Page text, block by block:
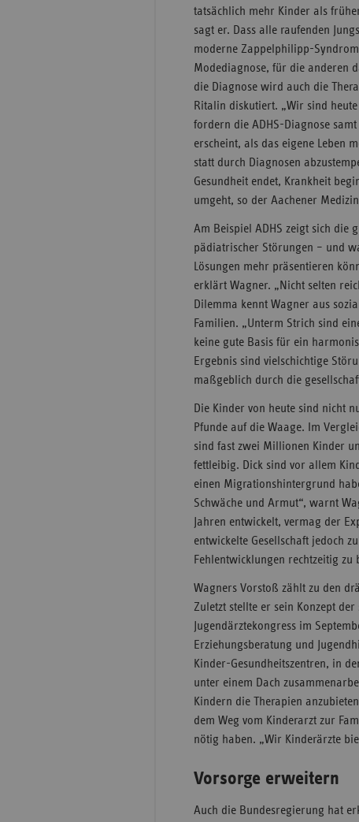
tatsächlich mehr Kinder als
sagt er. Dass alle raufenden
moderne Zappelphilipp-
Modediagnose, für die anderen
die Diagnose wird auch die
Ritalin diskutiert. „Wir sind
fordern die ADHS-Diagnose
erscheint, als das eigene Leben
statt durch Diagnosen
Gesundheit endet, Krankheit
umgeht, so der Aachener
Am Beispiel ADHS zeigt sich die
pädiatrischer Störungen – und
Lösungen mehr präsentieren
erklärt Wagner. „Nicht selten
Dilemma kennt Wagner aus
Familien. „Unterm Strich sind
keine gute Basis für ein
Ergebnis sind vielschichtige
maßgeblich durch die
Die Kinder von heute sind nicht
Pfunde auf die Waage. Im
sind fast zwei Millionen Kinder
fettleibig. Dick sind vor allem
einen Migrationshintergrund
Schwäche und Armut“, warnt
Jahren entwickelt, vermag der
entwickelte Gesellschaft jedoch
Fehlentwicklungen rechtzeitig
Wagners Vorstoß zählt zu den
Zuletzt stellte er sein Konzept
Jugendärztekongress im
Erziehungsberatung und
Kinder-Gesundheitszentren, in
unter einem Dach
Kindern die Therapien
dem Weg vom Kinderarzt zur
nötig haben. „Wir Kinderärzte
Vorsorge erweitern
Auch die Bundesregierung hat